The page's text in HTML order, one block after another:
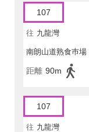
107
往 九龍灣
南朗山道熟食巿場
距離 90m
107
往 九龍灣